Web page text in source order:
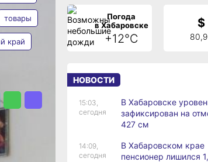
товары
край
Погода
в Хабаровске
+12°C
$
НОВОСТИ
15:03,
сегодня
В Хабаровске
зафиксирован на
427 см
14:09,
сегодня
В Хабаровском крае
пенсионер лишился